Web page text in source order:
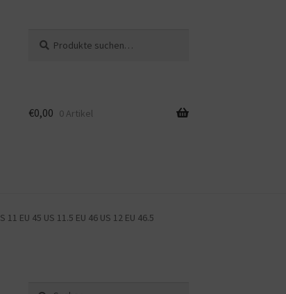
nach:
€0,00 0 Artikel
11 EU 45 US 11.5 EU 46 US 12 EU 46.5